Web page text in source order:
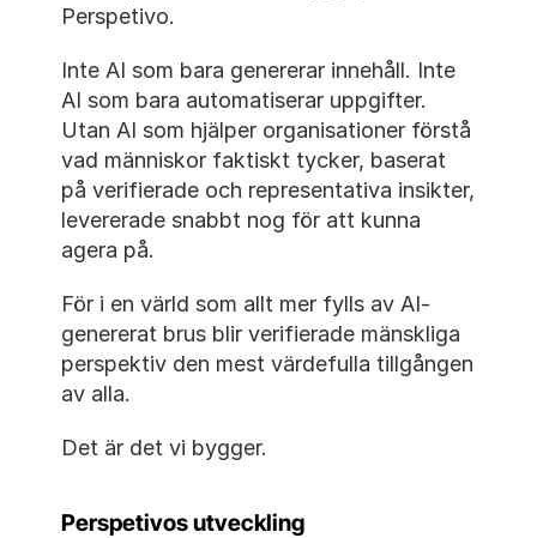
Perspetivo.
Inte AI som bara genererar innehåll. Inte
AI som bara automatiserar uppgifter.
Utan AI som hjälper organisationer förstå
vad människor faktiskt tycker, baserat
på verifierade och representativa insikter,
levererade snabbt nog för att kunna
agera på.
För i en värld som allt mer fylls av AI-
genererat brus blir verifierade mänskliga
perspektiv den mest värdefulla tillgången
av alla.
Det är det vi bygger.
Perspetivos utveckling